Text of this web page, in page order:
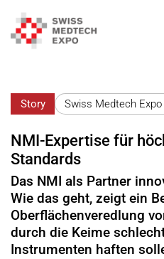
Story Swiss Medtech Expo
NMI-Expertise für
Standards
Das NMI als Partner
Wie das geht, zeigt ein
Oberflächenveredlung
durch die Keime
Instrumenten haften